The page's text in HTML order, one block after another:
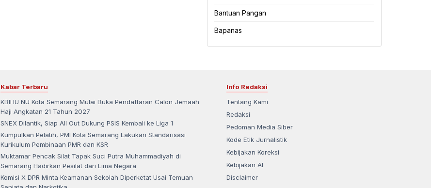
Bantuan Pangan
Bapanas
Kabar Terbaru
KBIHU NU Kota Semarang Mulai Buka Pendaftaran Calon Jemaah
Haji Angkatan 21 Tahun 2027
SNEX Dilantik, Siap All Out Dukung PSIS Kembali ke Liga 1
Kumpulkan Pelatih, PMI Kota Semarang Lakukan Standarisasi
Kurikulum Pembinaan PMR dan KSR
Muktamar Pencak Silat Tapak Suci Putra Muhammadiyah di
Semarang Hadirkan Pesilat dari Lima Negara
Komisi X DPR Minta Keamanan Sekolah Diperketat Usai Temuan
Info Redaksi
Tentang Kami
Redaksi
Pedoman Media Siber
Kode Etik Jurnalistik
Kebijakan Koreksi
Kebijakan AI
Disclaimer